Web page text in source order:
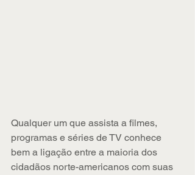
Qualquer um que assista a filmes,
programas e séries de TV conhece
bem a ligação entre a maioria dos
cidadãos norte-americanos com suas